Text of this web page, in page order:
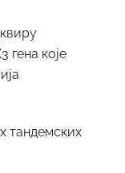
гена које
тандемских